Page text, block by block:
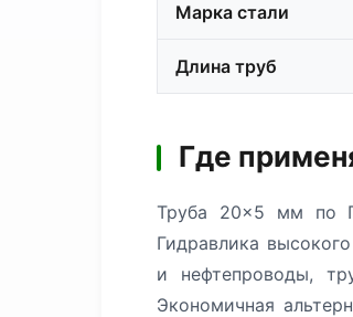
Марка стали
Длина труб
Где
Труба 20×5 мм по
Гидравлика
и нефтепроводы,
Экономичная